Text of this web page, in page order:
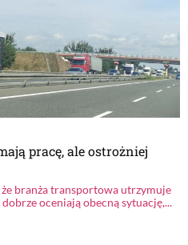
pracę, ale ostrożniej
że branża transportowa utrzymuje
oceniają obecną sytuację,...